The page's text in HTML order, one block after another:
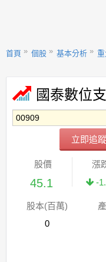
首頁 個股 基本分析
國泰數位
立即追蹤
股價
45.1
漲
-
股本(百萬)
0